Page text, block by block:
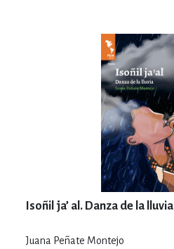
Isoñil ja’ al. Danza de la lluvia
Juana Peñate Montejo